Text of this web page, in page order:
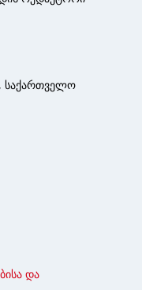
საქართველო
და